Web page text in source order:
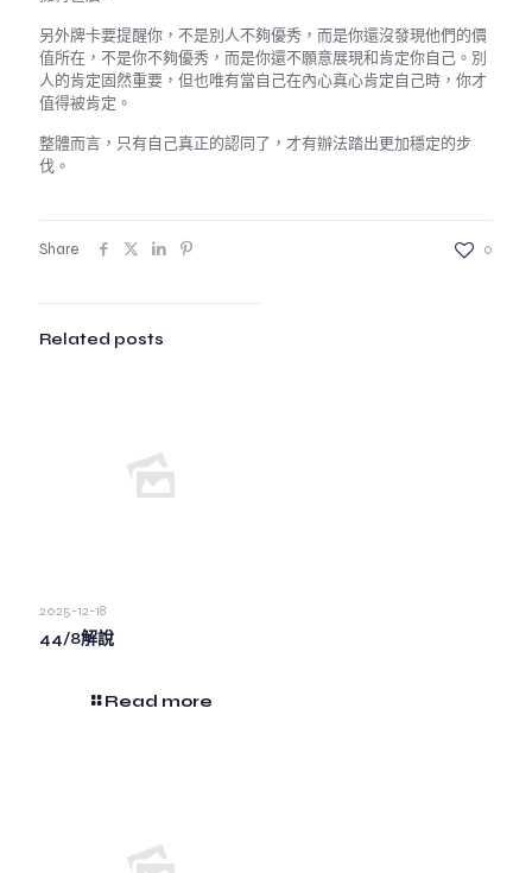
另外牌卡要提醒你，不是別人不夠優秀，而是你還沒發現他們的價
值所在，不是你不夠優秀，而是你還不願意展現和肯定你自己。別
人的肯定固然重要，但也唯有當自己在內心真心肯定自己時，你才
值得被肯定。
整體而言，只有自己真正的認同了，才有辦法踏出更加穩定的步
伐。
Share 0
Related posts
2025-12-18
44/8解說
Read more